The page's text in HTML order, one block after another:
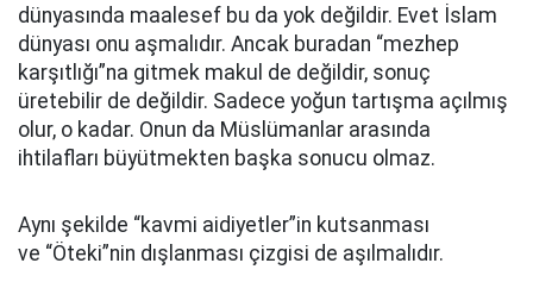
dünyasında maalesef bu da yok değildir. Evet İslam
dünyası onu aşmalıdır. Ancak buradan “mezhep
karşıtlığı”na gitmek makul de değildir, sonuç
üretebilir de değildir. Sadece yoğun tartışma açılmış
olur, o kadar. Onun da Müslümanlar arasında
ihtilafları büyütmekten başka sonucu olmaz.
Aynı şekilde “kavmi aidiyetler”in kutsanması
ve “Öteki”nin dışlanması çizgisi de aşılmalıdır.